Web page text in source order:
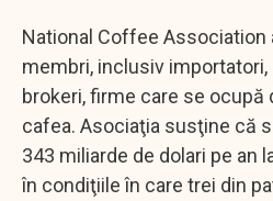
National Coffee Association
membri, inclusiv importatori,
brokeri, firme care se ocupă
cafea. Asociaţia susţine că
343 miliarde de dolari pe an
în condiţiile în care trei din